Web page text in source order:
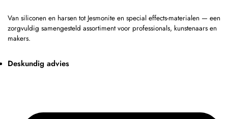
Van siliconen en harsen tot Jesmonite en special effects-materialen — een
zorgvuldig samengesteld assortiment voor professionals, kunstenaars en
makers.
Deskundig advies